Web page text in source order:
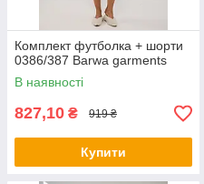
Комплект футболка + шорти
0386/387 Barwa garments
В наявності
827,10 ₴ 919 ₴
Купити